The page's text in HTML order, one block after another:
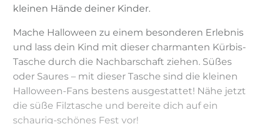
kleinen Hände deiner Kinder.
Mache Halloween zu einem besonderen Erlebnis
und lass dein Kind mit dieser charmanten Kürbis-
Tasche durch die Nachbarschaft ziehen. Süßes
oder Saures – mit dieser Tasche sind die kleinen
Halloween-Fans bestens ausgestattet! Nähe jetzt
die süße Filztasche und bereite dich auf ein
schaurig-schönes Fest vor!